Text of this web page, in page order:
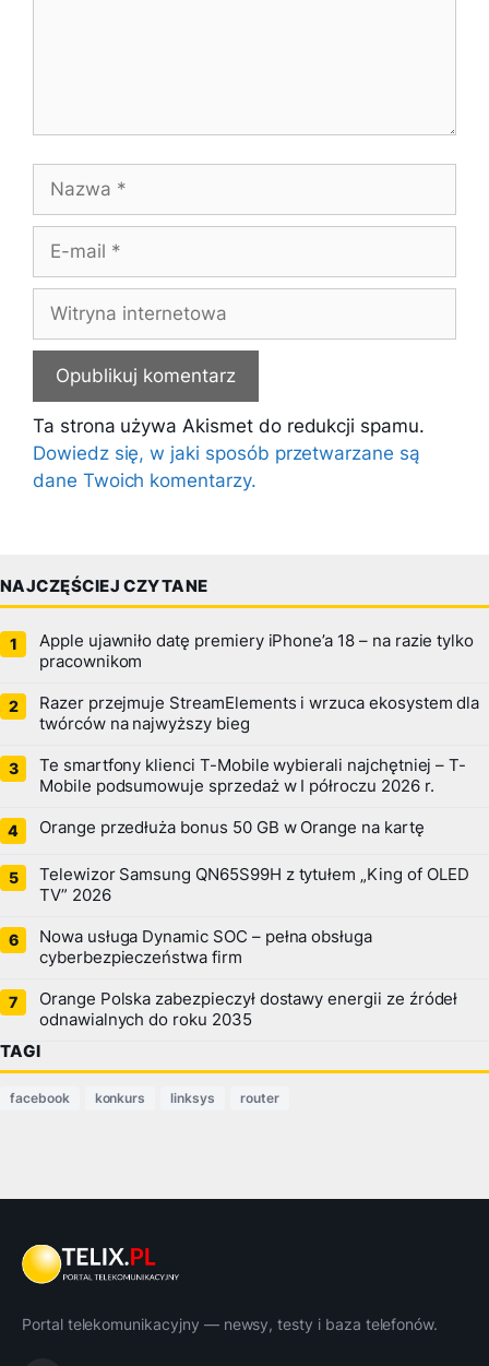
mail
internetowa
Ta strona używa Akismet do redukcji spamu.
Dowiedz się, w jaki sposób przetwarzane są
dane Twoich komentarzy.
NAJCZĘŚCIEJ CZYTANE
Apple ujawniło datę premiery iPhone’a 18 – na razie tylko
pracownikom
Razer przejmuje StreamElements i wrzuca ekosystem dla
twórców na najwyższy bieg
Te smartfony klienci T-Mobile wybierali najchętniej – T-
Mobile podsumowuje sprzedaż w I półroczu 2026 r.
Orange przedłuża bonus 50 GB w Orange na kartę
Telewizor Samsung QN65S99H z tytułem „King of OLED
TV” 2026
Nowa usługa Dynamic SOC – pełna obsługa
cyberbezpieczeństwa firm
Orange Polska zabezpieczył dostawy energii ze źródeł
odnawialnych do roku 2035
TAGI
facebook konkurs linksys router
Portal telekomunikacyjny — newsy, testy i baza telefonów.